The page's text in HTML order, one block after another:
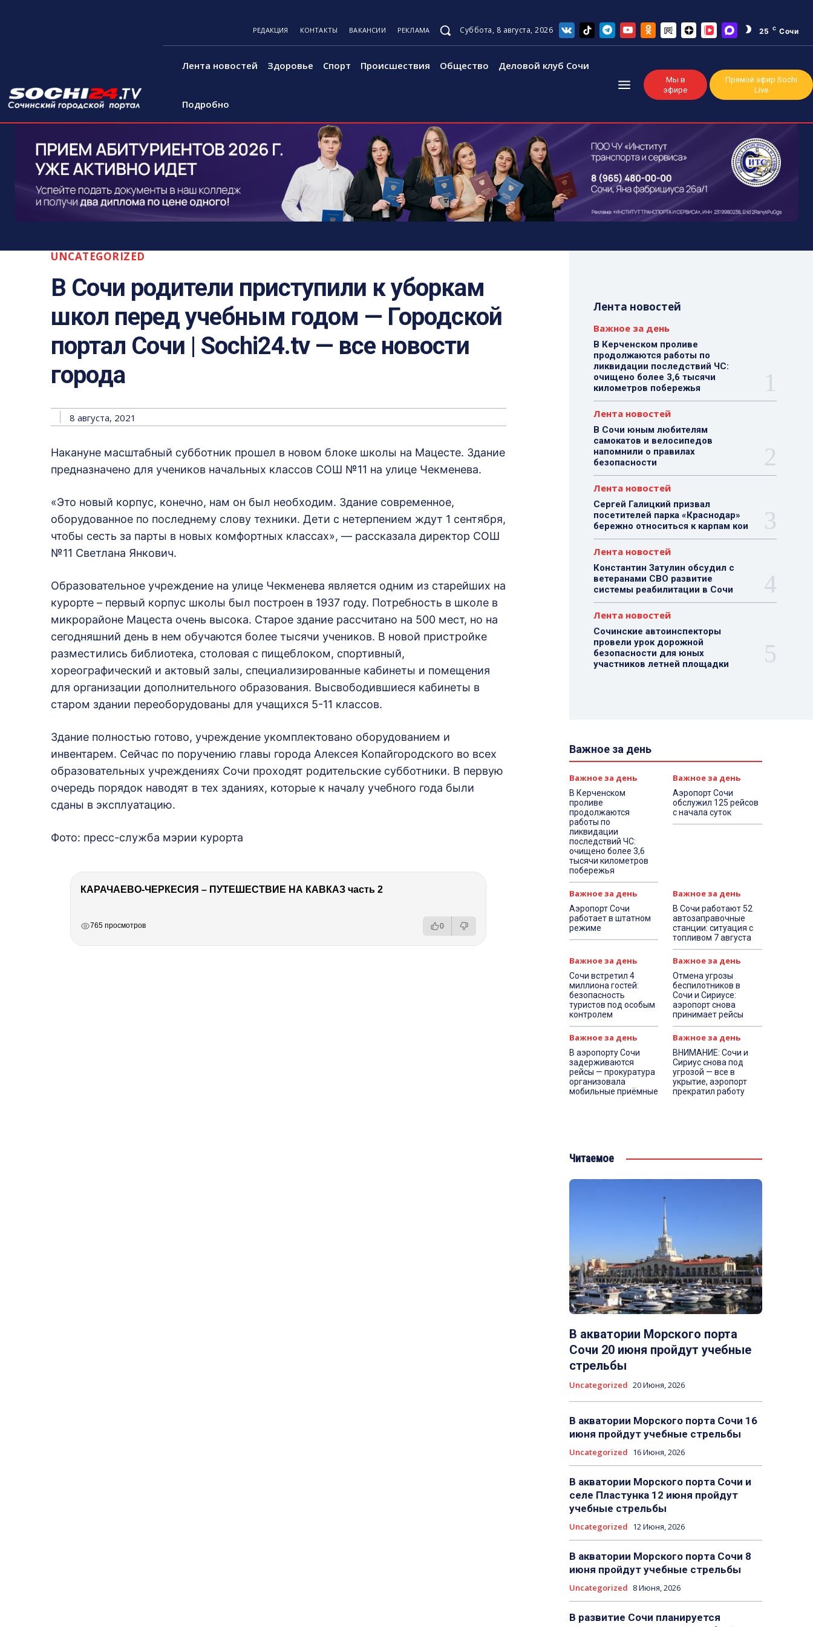
РЕДАКЦИЯ КОНТАКТЫ ВАКАНСИИ РЕКЛАМА Суббота, 8 августа, 2026 25 C Сочи
Лента новостей Здоровье Спорт Происшествия Общество Деловой клуб Сочи
Подробно
Мы в
эфире
Прямой эфир Sochi
Live
UNCATEGORIZED
В Сочи родители приступили к уборкам
школ перед учебным годом — Городской
портал Сочи | Sochi24.tv — все новости
города
8 августа, 2021
Накануне масштабный субботник прошел в новом блоке школы на Мацесте. Здание
предназначено для учеников начальных классов СОШ №11 на улице Чекменева.
«Это новый корпус, конечно, нам он был необходим. Здание современное,
оборудованное по последнему слову техники. Дети с нетерпением ждут 1 сентября,
чтобы сесть за парты в новых комфортных классах», — рассказала директор СОШ
№11 Светлана Янкович.
Образовательное учреждение на улице Чекменева является одним из старейших на
курорте – первый корпус школы был построен в 1937 году. Потребность в школе в
микрорайоне Мацеста очень высока. Старое здание рассчитано на 500 мест, но на
сегодняшний день в нем обучаются более тысячи учеников. В новой пристройке
разместились библиотека, столовая с пищеблоком, спортивный,
хореографический и актовый залы, специализированные кабинеты и помещения
для организации дополнительного образования. Высвободившиеся кабинеты в
старом здании переоборудованы для учащихся 5-11 классов.
Здание полностью готово, учреждение укомплектовано оборудованием и
инвентарем. Сейчас по поручению главы города Алексея Копайгородского во всех
образовательных учреждениях Сочи проходят родительские субботники. В первую
очередь порядок наводят в тех зданиях, которые к началу учебного года были
сданы в эксплуатацию.
Фото: пресс-служба мэрии курорта
КАРАЧАЕВО-ЧЕРКЕСИЯ – ПУТЕШЕСТВИЕ НА КАВКАЗ часть 2
765 просмотров 0
Лента новостей
Важное за день
В Керченском проливе
продолжаются работы по
ликвидации последствий ЧС:
очищено более 3,6 тысячи
километров побережья
Лента новостей
В Сочи юным любителям
самокатов и велосипедов
напомнили о правилах
безопасности
Лента новостей
Сергей Галицкий призвал
посетителей парка «Краснодар»
бережно относиться к карпам кои
Лента новостей
Константин Затулин обсудил с
ветеранами СВО развитие
системы реабилитации в Сочи
Лента новостей
Сочинские автоинспекторы
провели урок дорожной
безопасности для юных
участников летней площадки
Важное за день
Важное за день
В Керченском
проливе
продолжаются
работы по
ликвидации
последствий ЧС:
очищено более 3,6
тысячи километров
побережья
Важное за день
Аэропорт Сочи
обслужил 125 рейсов
с начала суток
Важное за день
Аэропорт Сочи
работает в штатном
режиме
Важное за день
В Сочи работают 52
автозаправочные
станции: ситуация с
топливом 7 августа
Важное за день
Сочи встретил 4
миллиона гостей:
безопасность
туристов под особым
контролем
Важное за день
Отмена угрозы
беспилотников в
Сочи и Сириусе:
аэропорт снова
принимает рейсы
Важное за день
В аэропорту Сочи
задерживаются
рейсы — прокуратура
организовала
мобильные приёмные
Важное за день
ВНИМАНИЕ: Сочи и
Сириус снова под
угрозой — все в
укрытие, аэропорт
прекратил работу
Читаемое
В акватории Морского порта
Сочи 20 июня пройдут учебные
стрельбы
Uncategorized 20 Июня, 2026
В акватории Морского порта Сочи 16
июня пройдут учебные стрельбы
Uncategorized 16 Июня, 2026
В акватории Морского порта Сочи и
селе Пластунка 12 июня пройдут
учебные стрельбы
Uncategorized 12 Июня, 2026
В акватории Морского порта Сочи 8
июня пройдут учебные стрельбы
Uncategorized 8 Июня, 2026
В развитие Сочи планируется